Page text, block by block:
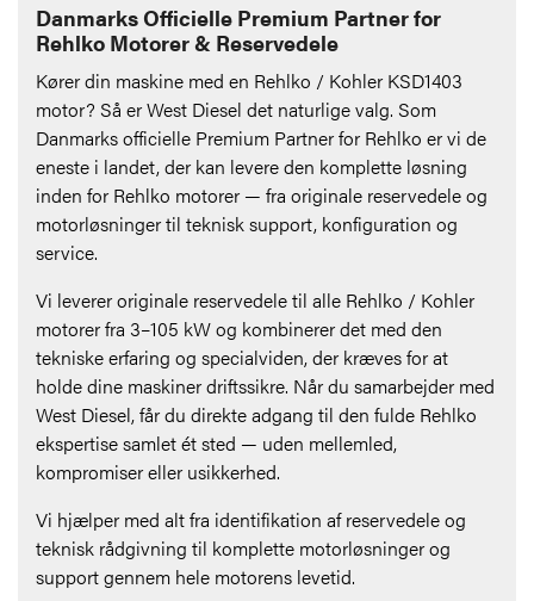
Danmarks Officielle Premium Partner for
Rehlko Motorer & Reservedele
Kører din maskine med en Rehlko / Kohler KSD1403
motor? Så er West Diesel det naturlige valg. Som
Danmarks officielle Premium Partner for Rehlko er vi de
eneste i landet, der kan levere den komplette løsning
inden for Rehlko motorer — fra originale reservedele og
motorløsninger til teknisk support, konfiguration og
service.
Vi leverer originale reservedele til alle Rehlko / Kohler
motorer fra 3–105 kW og kombinerer det med den
tekniske erfaring og specialviden, der kræves for at
holde dine maskiner driftssikre. Når du samarbejder med
West Diesel, får du direkte adgang til den fulde Rehlko
ekspertise samlet ét sted — uden mellemled,
kompromiser eller usikkerhed.
Vi hjælper med alt fra identifikation af reservedele og
teknisk rådgivning til komplette motorløsninger og
support gennem hele motorens levetid.